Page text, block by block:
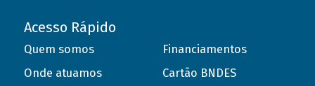
Acesso Rápido
Quem somos
Onde atuamos
Financiamentos
Cartão BNDES